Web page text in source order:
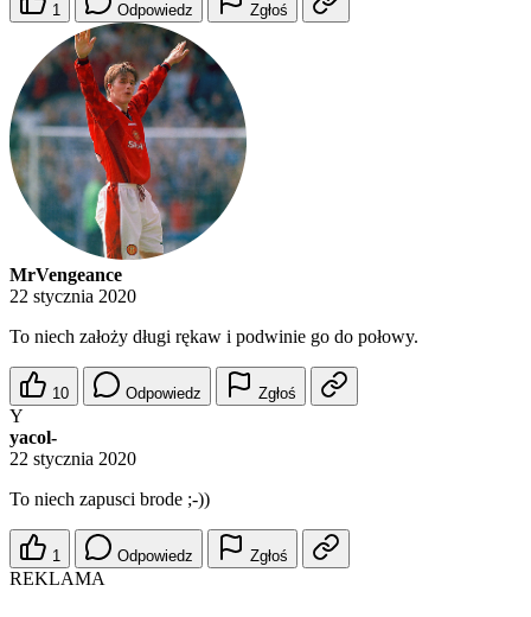
1 Odpowiedz Zgłoś
MrVengeance
22 stycznia 2020
To niech założy długi rękaw i podwinie go do połowy.
10 Odpowiedz Zgłoś
Y
yacol-
22 stycznia 2020
To niech zapusci brode ;-))
1 Odpowiedz Zgłoś
REKLAMA